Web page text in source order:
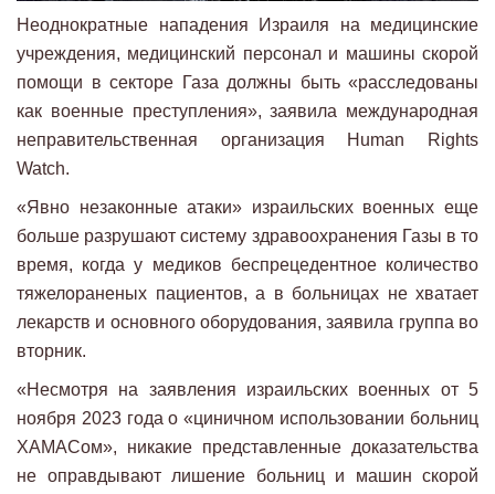
Неоднократные нападения Израиля на медицинские
учреждения, медицинский персонал и машины скорой
помощи в секторе Газа должны быть «расследованы
как военные преступления», заявила международная
неправительственная организация Human Rights
Watch.
«Явно незаконные атаки» израильских военных еще
больше разрушают систему здравоохранения Газы в то
время, когда у медиков беспрецедентное количество
тяжелораненых пациентов, а в больницах не хватает
лекарств и основного оборудования, заявила группа во
вторник.
«Несмотря на заявления израильских военных от 5
ноября 2023 года о «циничном использовании больниц
ХАМАСом», никакие представленные доказательства
не оправдывают лишение больниц и машин скорой